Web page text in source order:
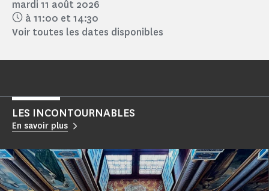
mardi 11 août 2026
à 11:00 et 14:30
Voir toutes les dates disponibles
LES INCONTOURNABLES
En savoir plus